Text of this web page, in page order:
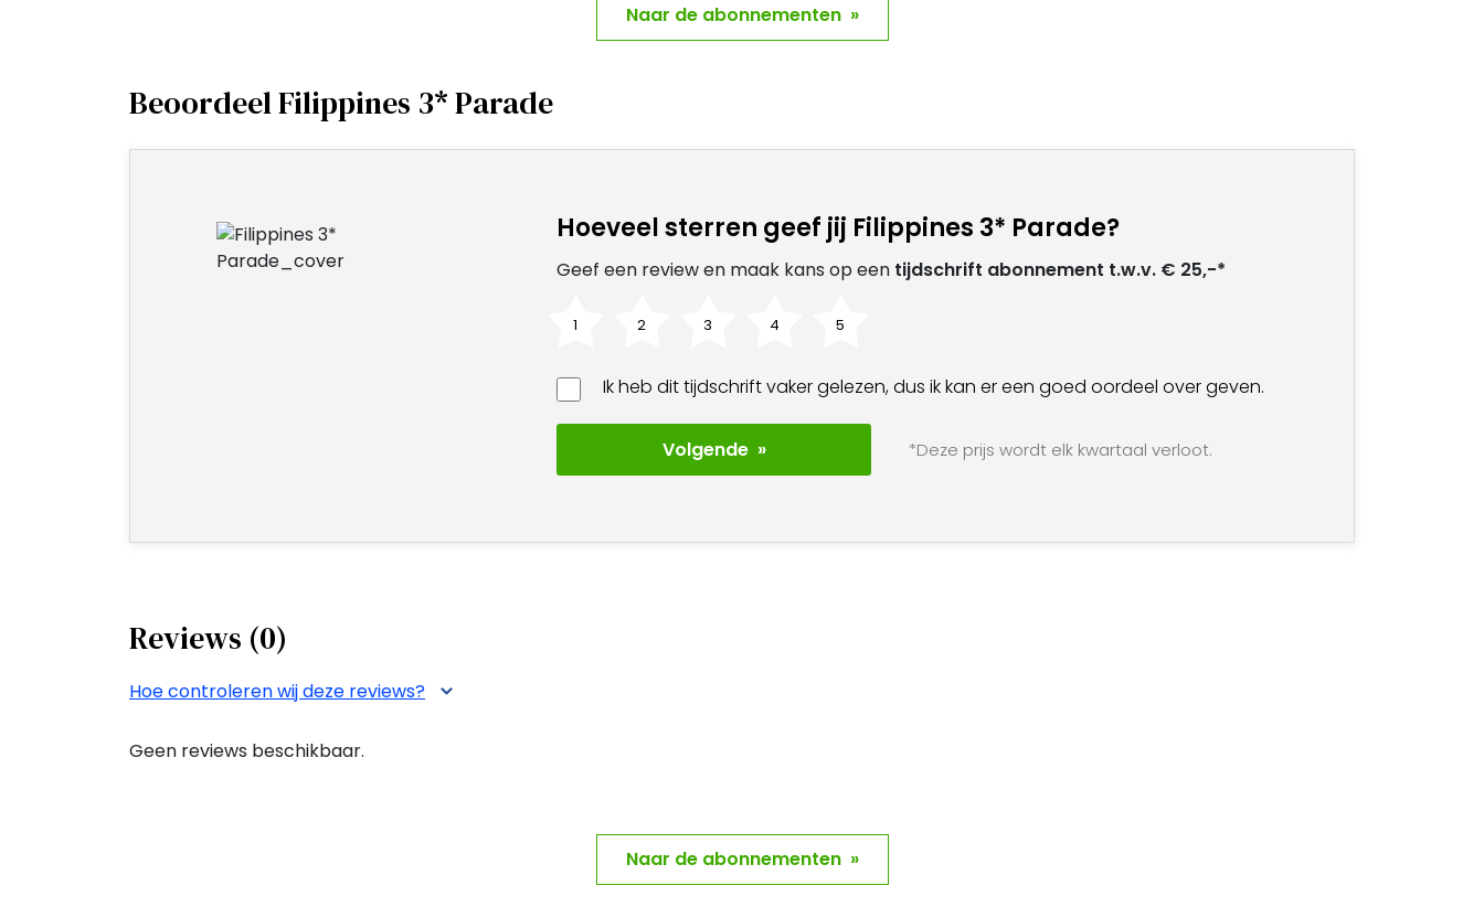
Naar de abonnementen »
Beoordeel Filippines 3* Parade
Hoeveel sterren geef jij Filippines 3* Parade?
Geef een review en maak kans op een tijdschrift abonnement t.w.v. € 25,-*
5
4
3
2
1
Ik heb dit tijdschrift vaker gelezen, dus ik kan er een goed oordeel over geven.
Volgende » *Deze prijs wordt elk kwartaal verloot.
Reviews (0)
Hoe controleren wij deze reviews?
Geen reviews beschikbaar.
Naar de abonnementen »